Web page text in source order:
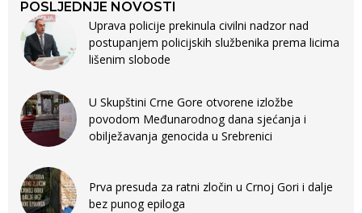
POSLJEDNJE NOVOSTI
Uprava policije prekinula civilni nadzor nad
postupanjem policijskih službenika prema licima
lišenim slobode
U Skupštini Crne Gore otvorene izložbe
povodom Međunarodnog dana sjećanja i
obilježavanja genocida u Srebrenici
Prva presuda za ratni zločin u Crnoj Gori i dalje
bez punog epiloga